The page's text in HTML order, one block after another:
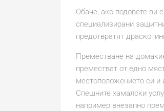
Обаче, ако подовете ви
специализирани
предотвратят
Преместване на
преместват от едно
местоположението си и
Спешните хамалски
например внезапно